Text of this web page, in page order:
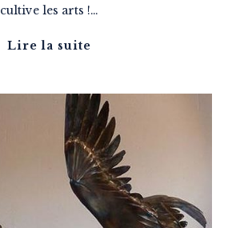
cultive les arts !…
Lire la suite